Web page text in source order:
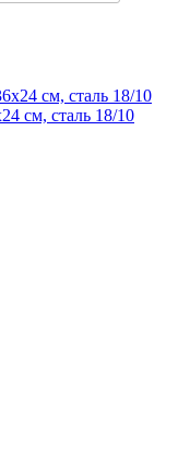
см, сталь 18/10